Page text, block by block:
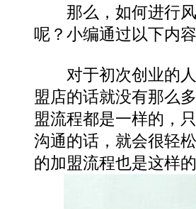
那么，如何进行风
呢？小编通过以下内
对于初次创业的人
盟店的话就没有那么
盟流程都是一样的，
沟通的话，就会很轻
的加盟流程也是这样的